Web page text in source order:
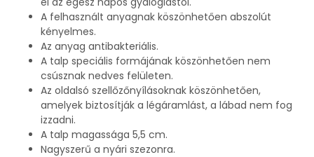
A felhasznált anyagnak köszönhetően abszolút
kényelmes.
Az anyag antibakteriális.
A talp speciális formájának köszönhetően nem
csúsznak nedves felületen.
Az oldalsó szellőzőnyílásoknak köszönhetően,
amelyek biztosítják a légáramlást, a lábad nem fog
izzadni.
A talp magassága 5,5 cm.
Nagyszerű a nyári szezonra.